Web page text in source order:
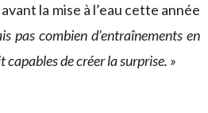
la mise à l’eau cette année
pas combien d’entraînements en
de créer la surprise. »